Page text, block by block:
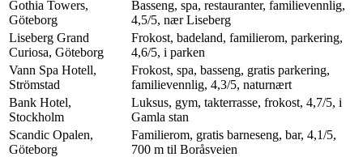
Gothia Towers,
Göteborg
Basseng, spa, restauranter, familievennlig,
4,5/5, nær Liseberg
Liseberg Grand
Curiosa, Göteborg
Frokost, badeland, familierom, parkering,
4,6/5, i parken
Vann Spa Hotell,
Strömstad
Frokost, spa, basseng, gratis parkering,
familievennlig, 4,3/5, naturnært
Bank Hotel,
Stockholm
Luksus, gym, takterrasse, frokost, 4,7/5, i
Gamla stan
Scandic Opalen,
Göteborg
Familierom, gratis barneseng, bar, 4,1/5,
700 m til Boråsveien